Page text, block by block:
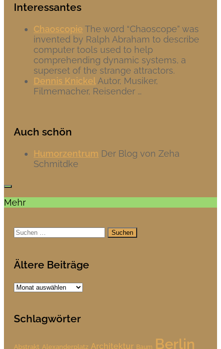
Interessantes
Chaoscopie The word “Chaoscope” was
invented by Ralph Abraham to describe
computer tools used to help
comprehending dynamic systems, a
superset of the strange attractors.
Dennis Knickel Autor, Musiker,
Filmemacher, Reisender …
Auch schön
Humorzentrum Der Blog von Zeha
Schmitdke
Mehr
Suchen
Ältere Beiträge
Ältere
Schlagwörter
Abstrakt Alexanderplatz Architektur Baum Berlin